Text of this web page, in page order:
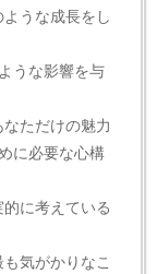
うな成長をし
うな影響を与
ただけの魅力
に必要な心構
に考えている
気がかりなこ